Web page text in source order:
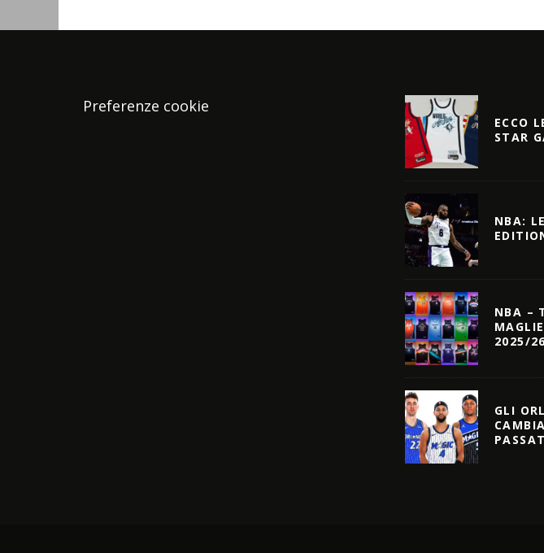
Preferenze cookie
ECCO
STAR
NBA:
NBA –
2025/26
GLI